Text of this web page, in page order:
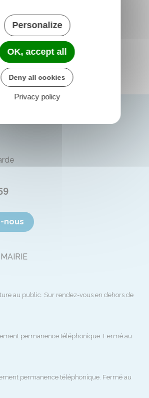
nous
au public. Sur rendez-vous en dehors de
permanence téléphonique. Fermé au
permanence téléphonique. Fermé au
Personalize
OK, accept all
Deny all cookies
Privacy policy